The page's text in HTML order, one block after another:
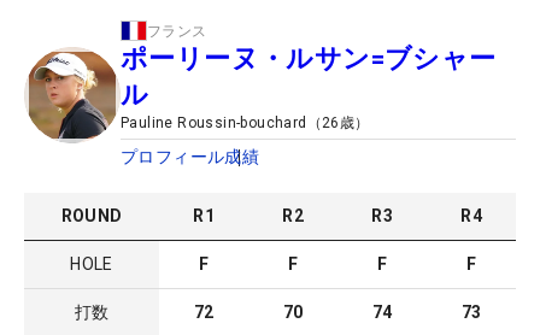
フランス
ポーリーヌ・ルサン=ブシャー
ル
Pauline Roussin-bouchard （26 歳）
プロフィール成績
ROUND R1 R2 R3 R4
HOLE F F F F
打数 72 70 74 73